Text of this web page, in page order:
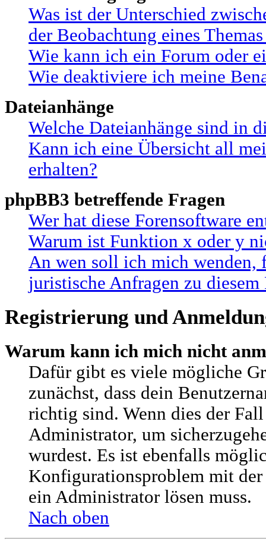
Was ist der Unterschied
der Beobachtung eines
Wie kann ich ein Forum oder
Wie deaktiviere ich meine
Dateianhänge
Welche Dateianhänge sind in
Kann ich eine Übersicht all
erhalten?
phpBB3 betreffende Fragen
Wer hat diese Forensoftware
Warum ist Funktion x oder y
An wen soll ich mich wenden,
juristische Anfragen zu
Registrierung und
Warum kann ich mich nicht
Dafür gibt es viele mögliche
zunächst, dass dein
richtig sind. Wenn dies der
Administrator, um
wurdest. Es ist ebenfalls
Konfigurationsproblem mit
ein Administrator lösen muss.
Nach oben